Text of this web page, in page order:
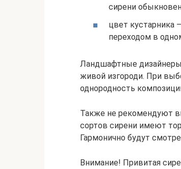
сирени
цвет кустарника
переходом в
Ландшафтные
живой изгороди. При
однородность
Также не рекомендуют
сортов сирени имеют
Гармонично будут
Внимание! Привитая